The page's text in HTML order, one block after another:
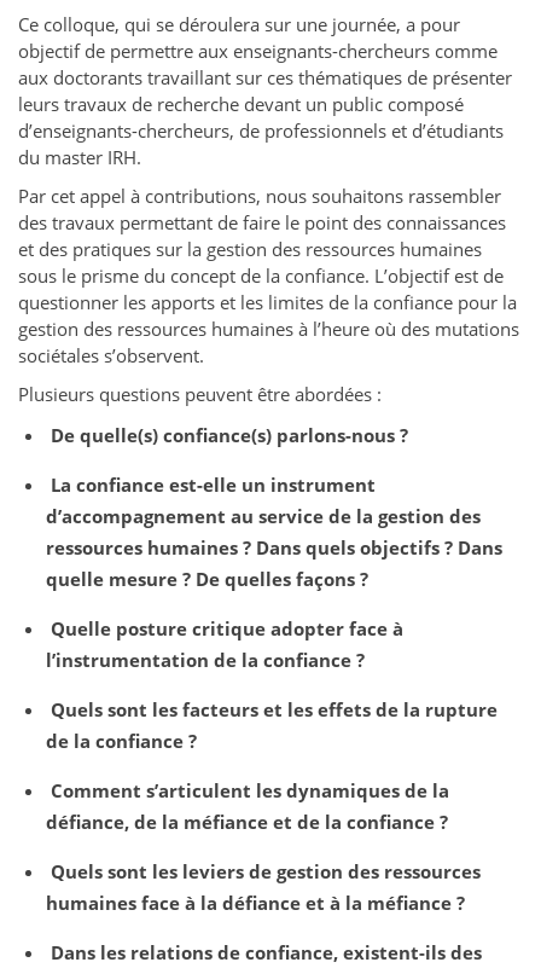
Ce colloque, qui se déroulera sur une journée, a pour
objectif de permettre aux enseignants-chercheurs comme
aux doctorants travaillant sur ces thématiques de présenter
leurs travaux de recherche devant un public composé
d’enseignants-chercheurs, de professionnels et d’étudiants
du master IRH.
Par cet appel à contributions, nous souhaitons rassembler
des travaux permettant de faire le point des connaissances
et des pratiques sur la gestion des ressources humaines
sous le prisme du concept de la confiance. L’objectif est de
questionner les apports et les limites de la confiance pour la
gestion des ressources humaines à l’heure où des mutations
sociétales s’observent.
Plusieurs questions peuvent être abordées :
De quelle(s) confiance(s) parlons-nous ?
La confiance est-elle un instrument
d’accompagnement au service de la gestion des
ressources humaines ? Dans quels objectifs ? Dans
quelle mesure ? De quelles façons ?
Quelle posture critique adopter face à
l’instrumentation de la confiance ?
Quels sont les facteurs et les effets de la rupture
de la confiance ?
Comment s’articulent les dynamiques de la
défiance, de la méfiance et de la confiance ?
Quels sont les leviers de gestion des ressources
humaines face à la défiance et à la méfiance ?
Dans les relations de confiance, existent-ils des